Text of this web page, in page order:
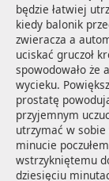
będzie łatwiej
kiedy balonik
zwieracza a
uciskać gruczoł
spowodowało że
wycieku.
prostatę
przyjemnym
utrzymać w
minucie
wstrzykniętemu
dziesięciu